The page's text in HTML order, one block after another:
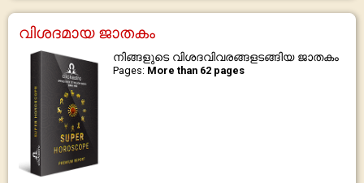
വിശദമായ ജാതകം
നിങ്ങളുടെ വിശദവിവരങ്ങളടങ്ങിയ ജാതകം
Pages: More than 62 pages